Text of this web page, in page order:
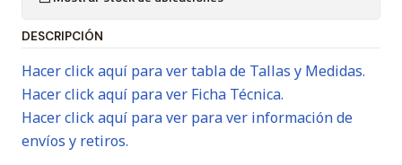
DESCRIPCIÓN
Hacer click aquí para ver tabla de Tallas y Medidas.
Hacer click aquí para ver Ficha Técnica.
Hacer click aquí para ver para ver información de
envíos y retiros.